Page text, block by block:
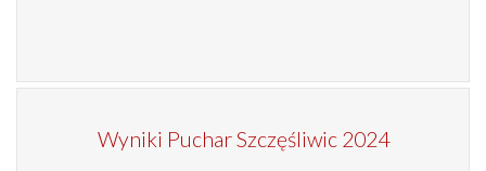
Wyniki Puchar Szczęśliwic 2024